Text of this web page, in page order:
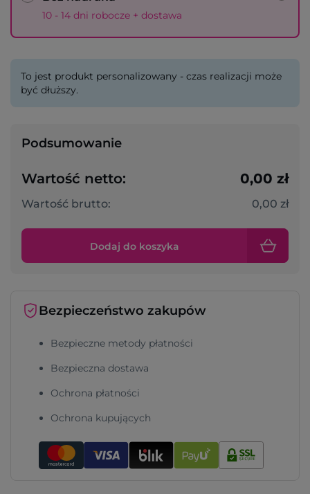
10 - 14 dni robocze + dostawa
To jest produkt personalizowany - czas realizacji może
być dłuższy.
Podsumowanie
Wartość netto: 0,00 zł
Wartość brutto: 0,00 zł
Dodaj do koszyka
Bezpieczeństwo zakupów
Bezpieczne metody płatności
Bezpieczna dostawa
Ochrona płatności
Ochrona kupujących